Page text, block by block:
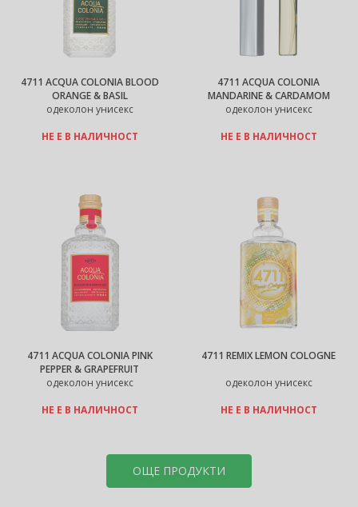
4711 ACQUA COLONIA BLOOD
ORANGE & BASIL
одеколон унисекс
НЕ Е В НАЛИЧНОСТ
4711 ACQUA COLONIA
MANDARINE & CARDAMOM
одеколон унисекс
НЕ Е В НАЛИЧНОСТ
4711 ACQUA COLONIA PINK
PEPPER & GRAPEFRUIT
одеколон унисекс
НЕ Е В НАЛИЧНОСТ
4711 REMIX LEMON COLOGNE
одеколон унисекс
НЕ Е В НАЛИЧНОСТ
ОЩЕ ПРОДУКТИ